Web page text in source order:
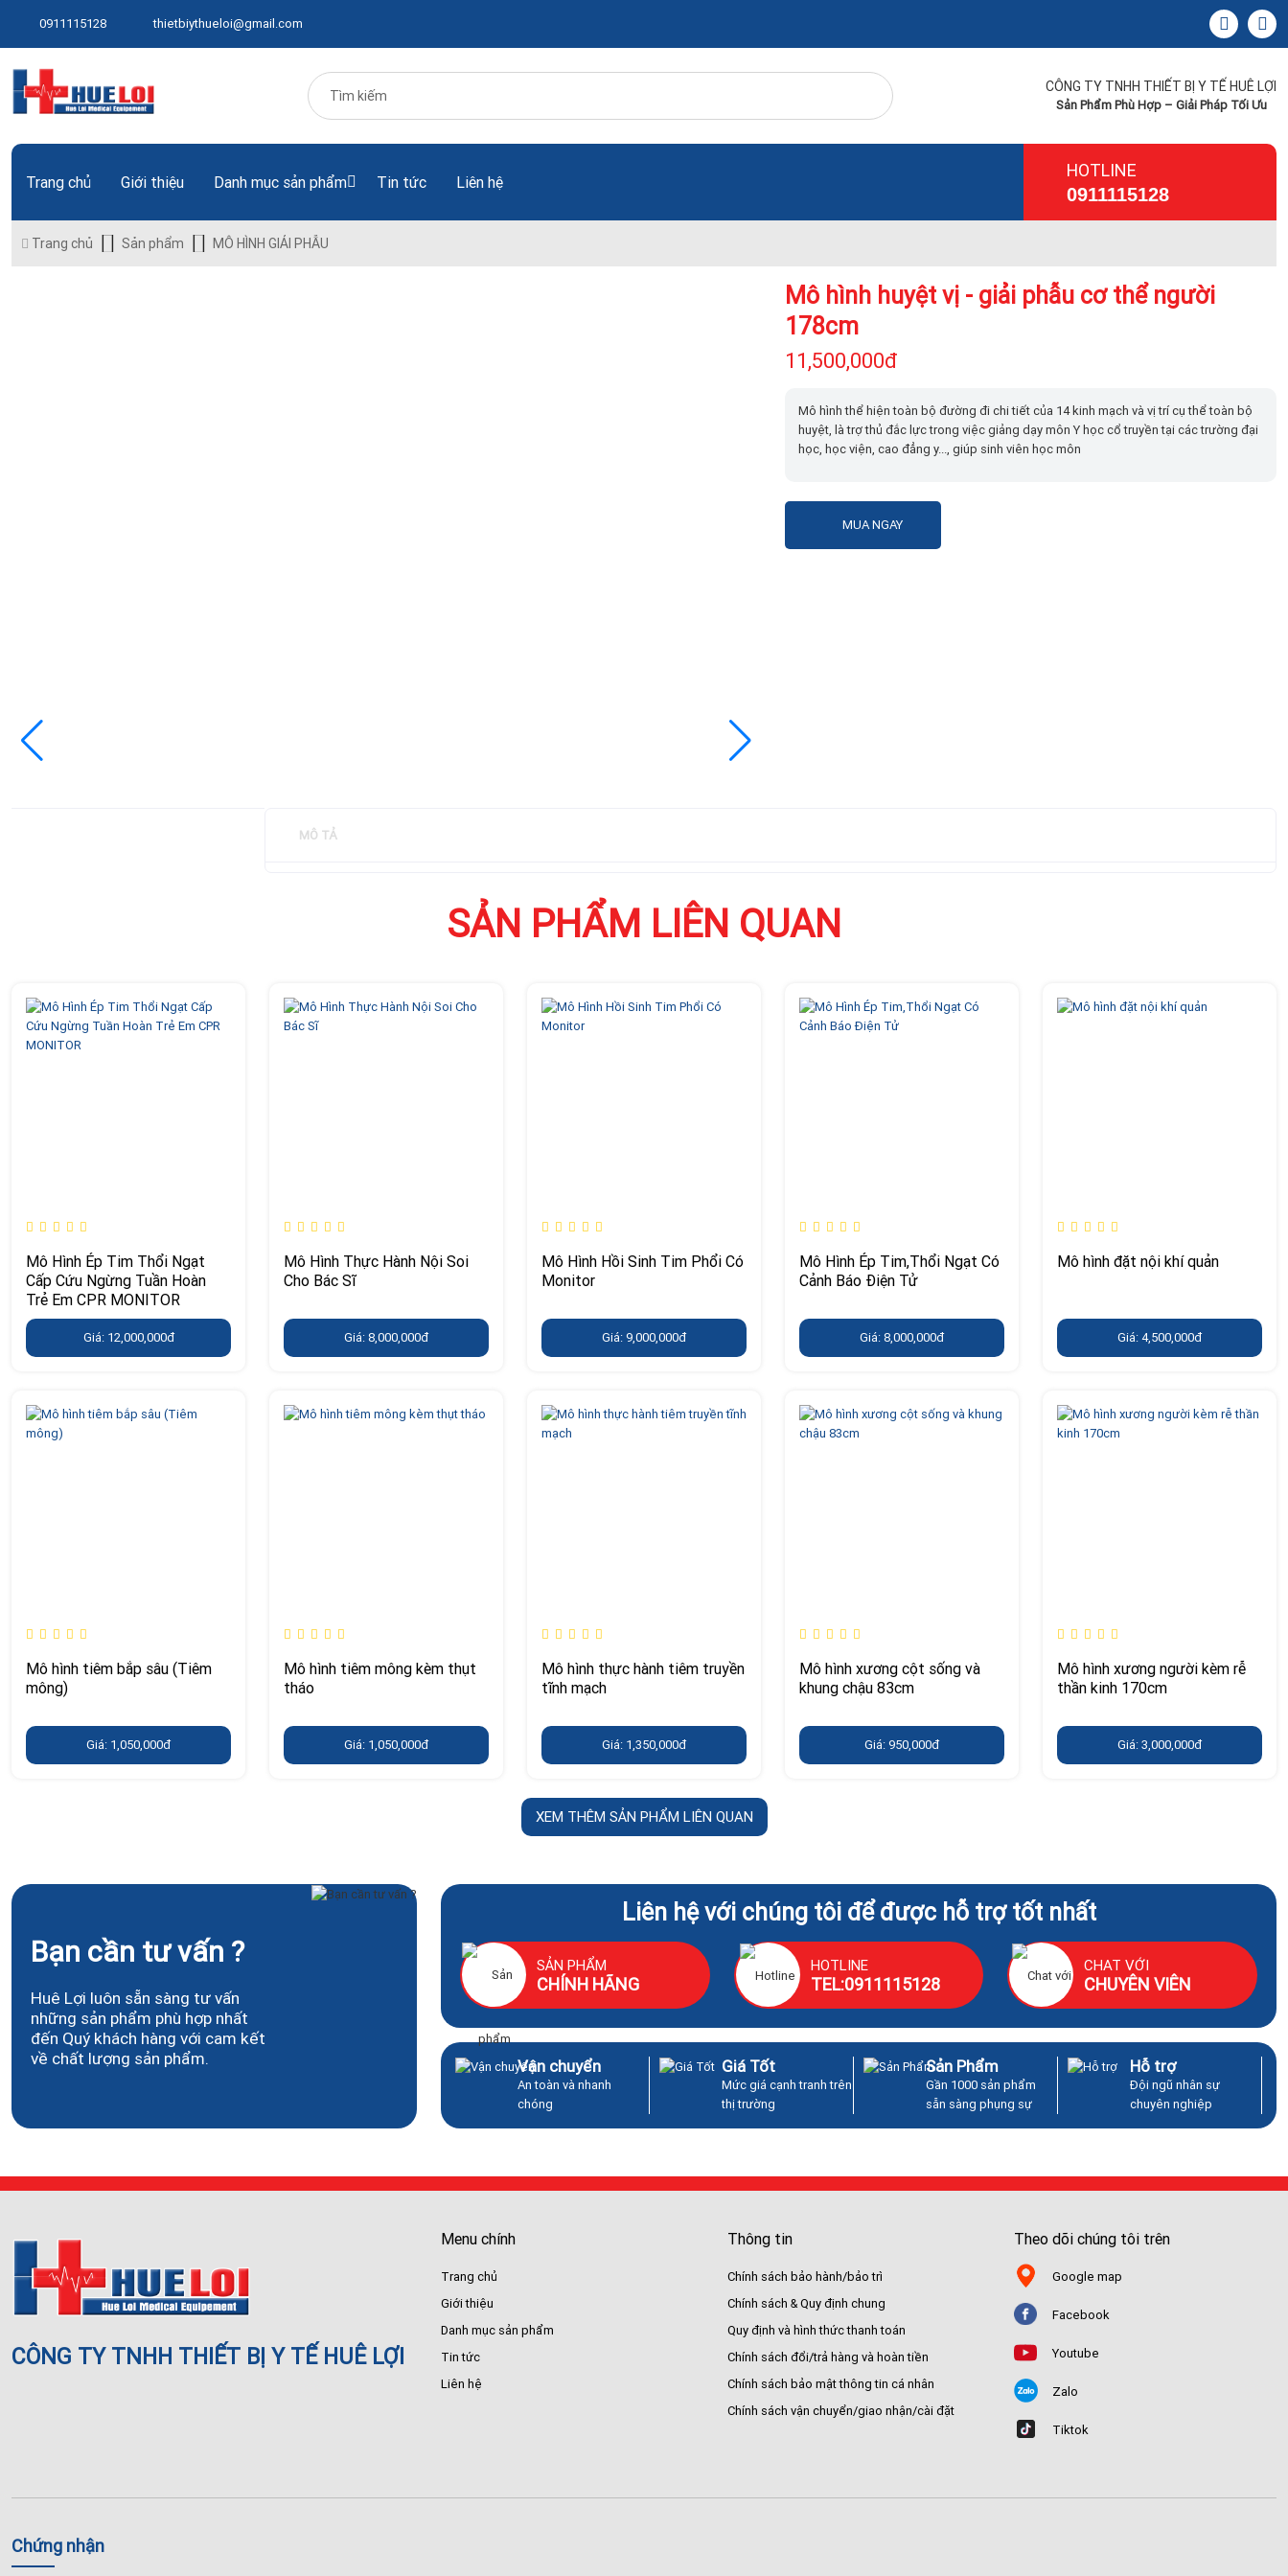
0911115128 thietbiythueloi@gmail.com
CÔNG TY TNHH THIẾT BỊ Y TẾ HUÊ LỢI
Sản Phẩm Phù Hợp – Giải Pháp Tối Ưu
Trang chủ Giới thiệu Danh mục sản phẩm Tin tức Liên hệ
HOTLINE
0911115128
Trang chủ Sản phẩm MÔ HÌNH GIẢI PHẪU
Mô hình huyệt vị - giải phẫu cơ thể người
178cm
11,500,000đ
Mô hình thể hiện toàn bộ đường đi chi tiết của 14 kinh mạch và vị trí cụ thể toàn bộ
huyệt, là trợ thủ đắc lực trong việc giảng dạy môn Y học cổ truyền tại các trường đại
học, học viện, cao đẳng y..., giúp sinh viên học môn
MUA NGAY
MÔ TẢ
SẢN PHẨM LIÊN QUAN
Mô Hình Ép Tim Thổi Ngạt
Cấp Cứu Ngừng Tuần Hoàn
Trẻ Em CPR MONITOR
Giá: 12,000,000đ
Mô Hình Thực Hành Nội Soi
Cho Bác Sĩ
Giá: 8,000,000đ
Mô Hình Hồi Sinh Tim Phổi Có
Monitor
Giá: 9,000,000đ
Mô Hình Ép Tim,Thổi Ngạt Có
Cảnh Báo Điện Tử
Giá: 8,000,000đ
Mô hình đặt nội khí quản
Giá: 4,500,000đ
Mô hình tiêm bắp sâu (Tiêm
mông)
Giá: 1,050,000đ
Mô hình tiêm mông kèm thụt
tháo
Giá: 1,050,000đ
Mô hình thực hành tiêm truyền
tĩnh mạch
Giá: 1,350,000đ
Mô hình xương cột sống và
khung chậu 83cm
Giá: 950,000đ
Mô hình xương người kèm rễ
thần kinh 170cm
Giá: 3,000,000đ
XEM THÊM SẢN PHẨM LIÊN QUAN
Bạn cần tư vấn ?
Huê Lợi luôn sẵn sàng tư vấn
những sản phẩm phù hợp nhất
đến Quý khách hàng với cam kết
về chất lượng sản phẩm.
Liên hệ với chúng tôi để được hỗ trợ tốt nhất
SẢN PHẨM
CHÍNH HÃNG
HOTLINE
TEL:0911115128
CHAT VỚI
CHUYÊN VIÊN
Vận chuyển
An toàn và nhanh
chóng
Giá Tốt
Mức giá cạnh tranh trên
thị trường
Sản Phẩm
Gần 1000 sản phẩm
sẵn sàng phụng sự
Hỗ trợ
Đội ngũ nhân sự
chuyên nghiệp
CÔNG TY TNHH THIẾT BỊ Y TẾ HUÊ LỢI
Menu chính
Trang chủ
Giới thiệu
Danh mục sản phẩm
Tin tức
Liên hệ
Thông tin
Chính sách bảo hành/bảo trì
Chính sách & Quy định chung
Quy định và hình thức thanh toán
Chính sách đổi/trả hàng và hoàn tiền
Chính sách bảo mật thông tin cá nhân
Chính sách vận chuyển/giao nhận/cài đặt
Theo dõi chúng tôi trên
Google map
Facebook
Youtube
Zalo
Tiktok
Chứng nhận